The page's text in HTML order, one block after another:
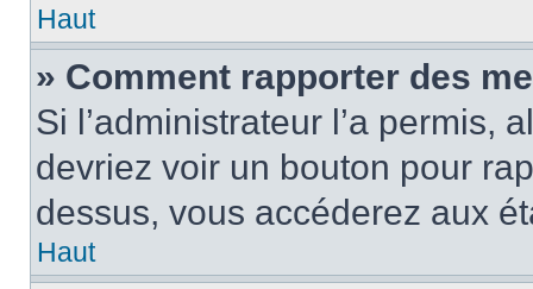
Haut
» Comment rapporter des
Si l’administrateur l’a permis,
devriez voir un bouton pour
dessus, vous accéderez aux
Haut